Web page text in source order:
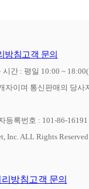
방침고객 문의
간 : 평일 10:00 ~
자이며 통신판매의 당
등록번호 : 101-86-16191
Inc. ALL Rights Reserved
방침고객 문의